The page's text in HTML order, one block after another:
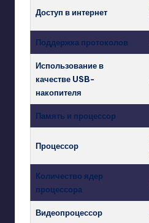
Доступ в интернет
Поддержка протоколов
Использование в
качестве USB-
накопителя
Память и процессор
Процессор
Количество ядер
процессора
Видеопроцессор